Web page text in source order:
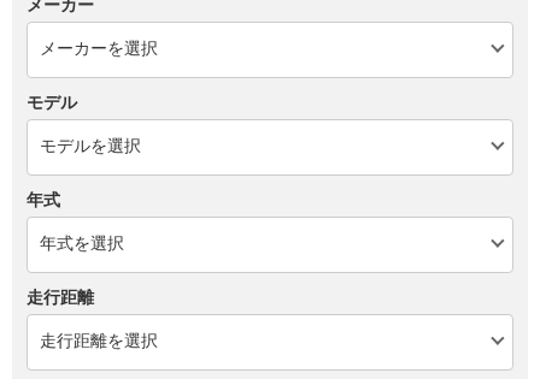
メーカー
モデル
年式
走行距離